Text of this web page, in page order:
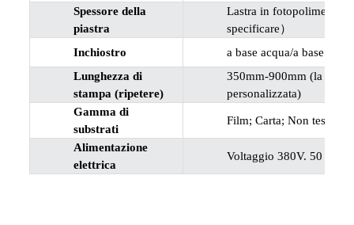
Spessore della
piastra
Lastra in fotopolimero
specificare）
Inchiostro
a base acqua/a base
Lunghezza di
stampa (ripetere)
350mm-900mm (la
personalizzata)
Gamma di
substrati
Film; Carta; Non
Alimentazione
elettrica
Voltaggio 380V. 50